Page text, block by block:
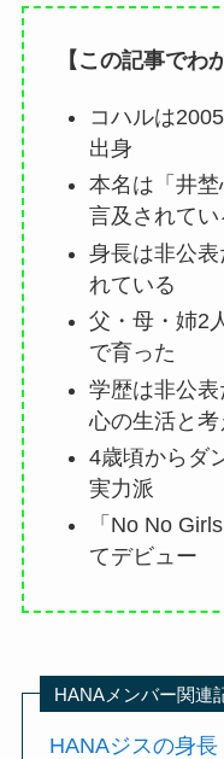
【この記事でわ
コハルは
出身
本名は「井
言及されてい
身長は非公
れている
父・母・姉2
で育った
学歴は非公
心の生活と考
4歳頃からダ
実力派
「No No
てデビュー
HANAメンバー関連
HANAジスの身